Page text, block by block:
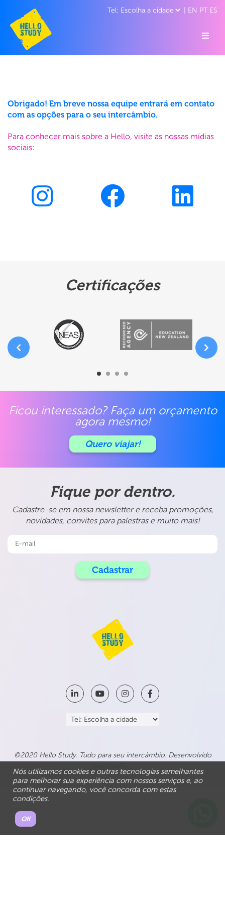
EN PT ES
Obrigado! Em breve nossa equipe entrará em contato
com as opções para o seu intercâmbio.
Para conhecer mais sobre a Hello, visite as nossas mídias
sociais:
Certificações
Ficou interessado? Faça um orçamento
agora mesmo!
Quero viajar!
Fique por dentro.
Cadastre-se em nossa newsletter e receba promoções,
novidades, convites para palestras e muito mais!
©2020 Hello Study. Tudo para seu intercâmbio. Desenvolvido
Nós utilizamos cookies e outras tecnologias semelhantes
para melhorar sua experiência com nossos serviços e, ao
continuar navegando, você concorda com estas
condições.
OK